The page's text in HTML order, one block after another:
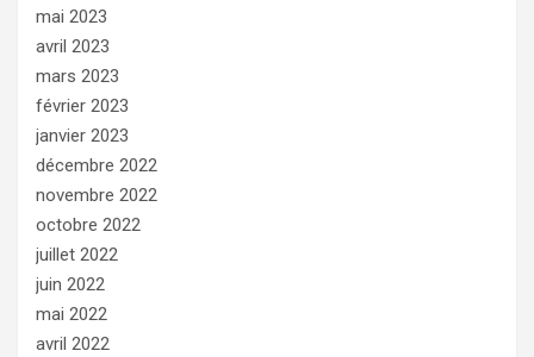
mai 2023
avril 2023
mars 2023
février 2023
janvier 2023
décembre 2022
novembre 2022
octobre 2022
juillet 2022
juin 2022
mai 2022
avril 2022